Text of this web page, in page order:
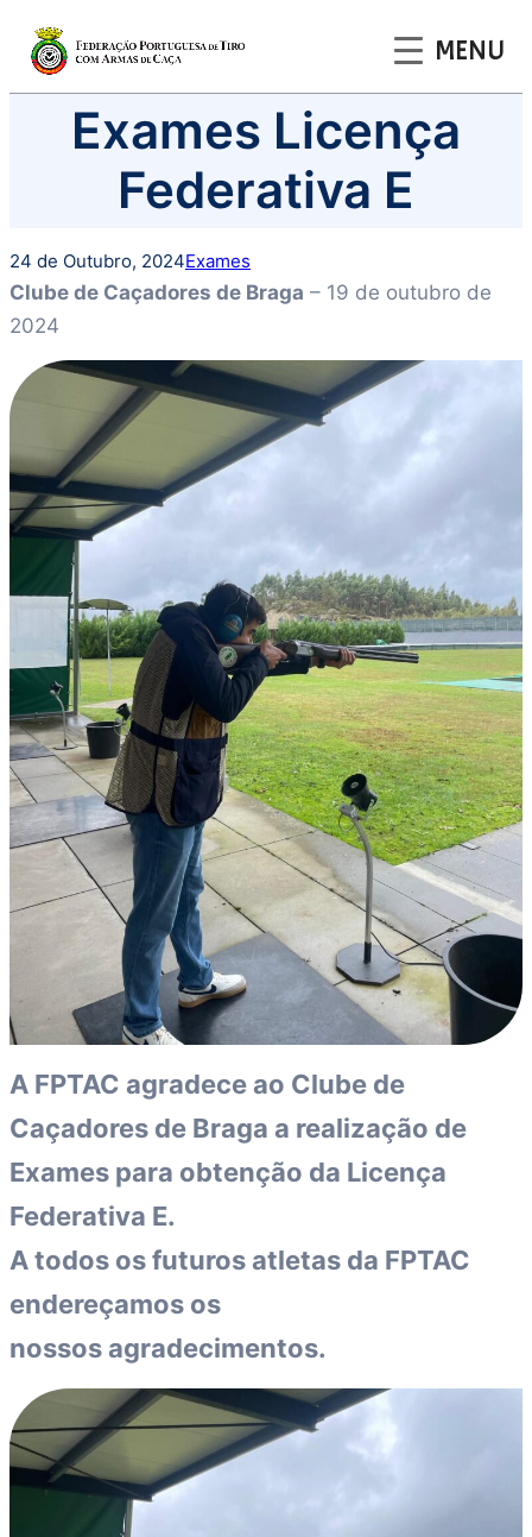
MENU
Exames Licença
Federativa E
24 de Outubro, 2024Exames
Clube de Caçadores de Braga – 19 de outubro de
2024
A FPTAC agradece ao Clube de
Caçadores de Braga a realização de
Exames para obtenção da Licença
Federativa E.
A todos os futuros atletas da FPTAC
endereçamos os
nossos agradecimentos.